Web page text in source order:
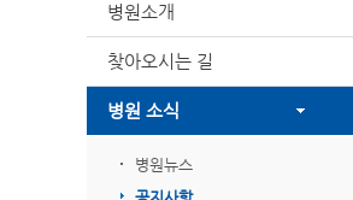
병원소개
찾아오시는 길
병원 소식
병원뉴스